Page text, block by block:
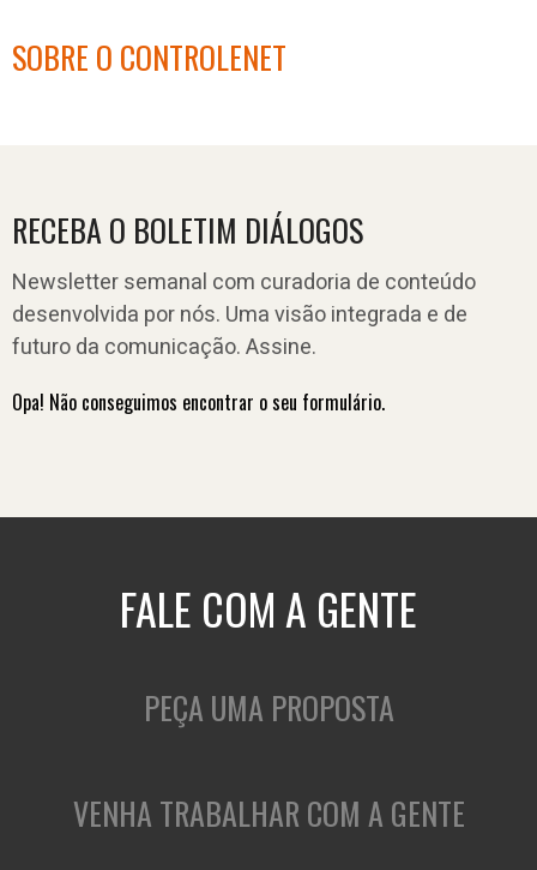
SOBRE O CONTROLENET
RECEBA O BOLETIM DIÁLOGOS
Newsletter semanal com curadoria de conteúdo
desenvolvida por nós. Uma visão integrada e de
futuro da comunicação. Assine.
Opa! Não conseguimos encontrar o seu formulário.
FALE COM A GENTE
PEÇA UMA PROPOSTA
VENHA TRABALHAR COM A GENTE